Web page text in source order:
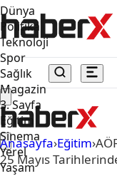
Dünya
Politika
Teknoloji
Spor
Sağlık
Magazin
3. Sayfa
Eğitim
Sinema
Yerel
Yaşam
Anasayfa›Eğitim›
25 Mayıs